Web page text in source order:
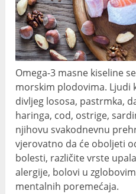
Omega-3 masne kiseline
morskim plodovima. Ljudi
divljeg lososa, pastrmka,
haringa, cod, ostrige,
njihovu svakodnevnu
vjerovatno da će oboljeti
bolesti, različite vrste
alergije, bolovi u
mentalnih poremećaja.